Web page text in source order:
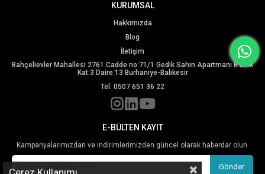
KURUMSAL
Hakkımızda
Blog
İletişim
Bahçelievler Mahallesi 2761 Cadde no:71/1 Gedik Sahin Apartmanı B Blok
Kat:3 Daire:13 Burhaniye-Balıkesir
Tel: 0507 651 36 22
E-BÜLTEN KAYIT
Kampanyalarımızdan ve indirimlerimizden güncel olarak haberdar olun.
Gönder